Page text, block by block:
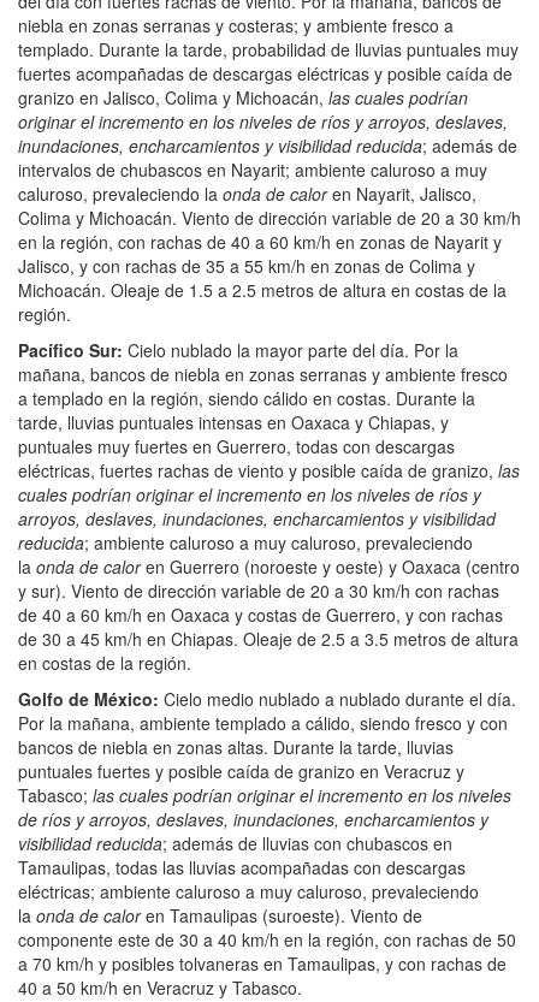
niebla en zonas serranas y costeras; y ambiente fresco a
templado. Durante la tarde, probabilidad de lluvias puntuales muy
fuertes acompañadas de descargas eléctricas y posible caída de
granizo en Jalisco, Colima y Michoacán, las cuales podrían
originar el incremento en los niveles de ríos y arroyos, deslaves,
inundaciones, encharcamientos y visibilidad reducida; además de
intervalos de chubascos en Nayarit; ambiente caluroso a muy
caluroso, prevaleciendo la onda de caloren Nayarit, Jalisco,
Colima y Michoacán. Viento de dirección variable de 20 a 30 km/h
en la región, con rachas de 40 a 60 km/h en zonas de Nayarit y
Jalisco, y con rachas de 35 a 55 km/h en zonas de Colima y
Michoacán. Oleaje de 1.5 a 2.5 metros de altura en costas de la
región.
Pacífico Sur: Cielo nublado la mayor parte del día. Por la
mañana, bancos de niebla en zonas serranas y ambiente fresco
a templado en la región, siendo cálido en costas. Durante la
tarde, lluvias puntuales intensas en Oaxaca y Chiapas, y
puntuales muy fuertes en Guerrero, todas con descargas
eléctricas, fuertes rachas de viento y posible caída de granizo, las
cuales podrían originar el incremento en los niveles de ríos y
arroyos, deslaves, inundaciones, encharcamientos y visibilidad
reducida; ambiente caluroso a muy caluroso, prevaleciendo
la onda de caloren Guerrero (noroeste y oeste) y Oaxaca (centro
y sur). Viento de dirección variable de 20 a 30 km/h con rachas
de 40 a 60 km/h en Oaxaca y costas de Guerrero, y con rachas
de 30 a 45 km/h en Chiapas. Oleaje de 2.5 a 3.5 metros de altura
en costas de la región.
Golfo de México: Cielo medio nublado a nublado durante el día.
Por la mañana, ambiente templado a cálido, siendo fresco y con
bancos de niebla en zonas altas. Durante la tarde, lluvias
puntuales fuertes y posible caída de granizo en Veracruz y
Tabasco; las cuales podrían originar el incremento en los niveles
de ríos y arroyos, deslaves, inundaciones, encharcamientos y
visibilidad reducida; además de lluvias con chubascos en
Tamaulipas, todas las lluvias acompañadas con descargas
eléctricas; ambiente caluroso a muy caluroso, prevaleciendo
la onda de caloren Tamaulipas (suroeste). Viento de
componente este de 30 a 40 km/h en la región, con rachas de 50
a 70 km/h y posibles tolvaneras en Tamaulipas, y con rachas de
40 a 50 km/h en Veracruz y Tabasco.